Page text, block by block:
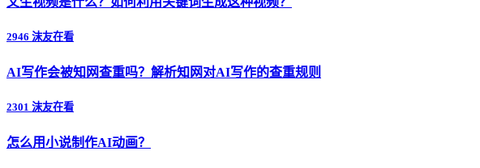
2946 沫友在看
AI写作会被知网查重吗？解析知网对AI写作的查重规则
2301 沫友在看
怎么用小说制作AI动画？